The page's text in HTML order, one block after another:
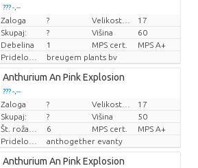
??? -,--
Cena za kos
Zaloga ?
17
Skupaj:
? Višina
60
Debelina
1 MPS cert.
MPS A+
breugem plants bv
Anthurium An Pink Explosion
??? -,--
Cena za kos
Zaloga ?
17
Skupaj:
? Višina
50
6 MPS cert.
MPS A+
anthogether evanty
Anthurium An Pink Explosion